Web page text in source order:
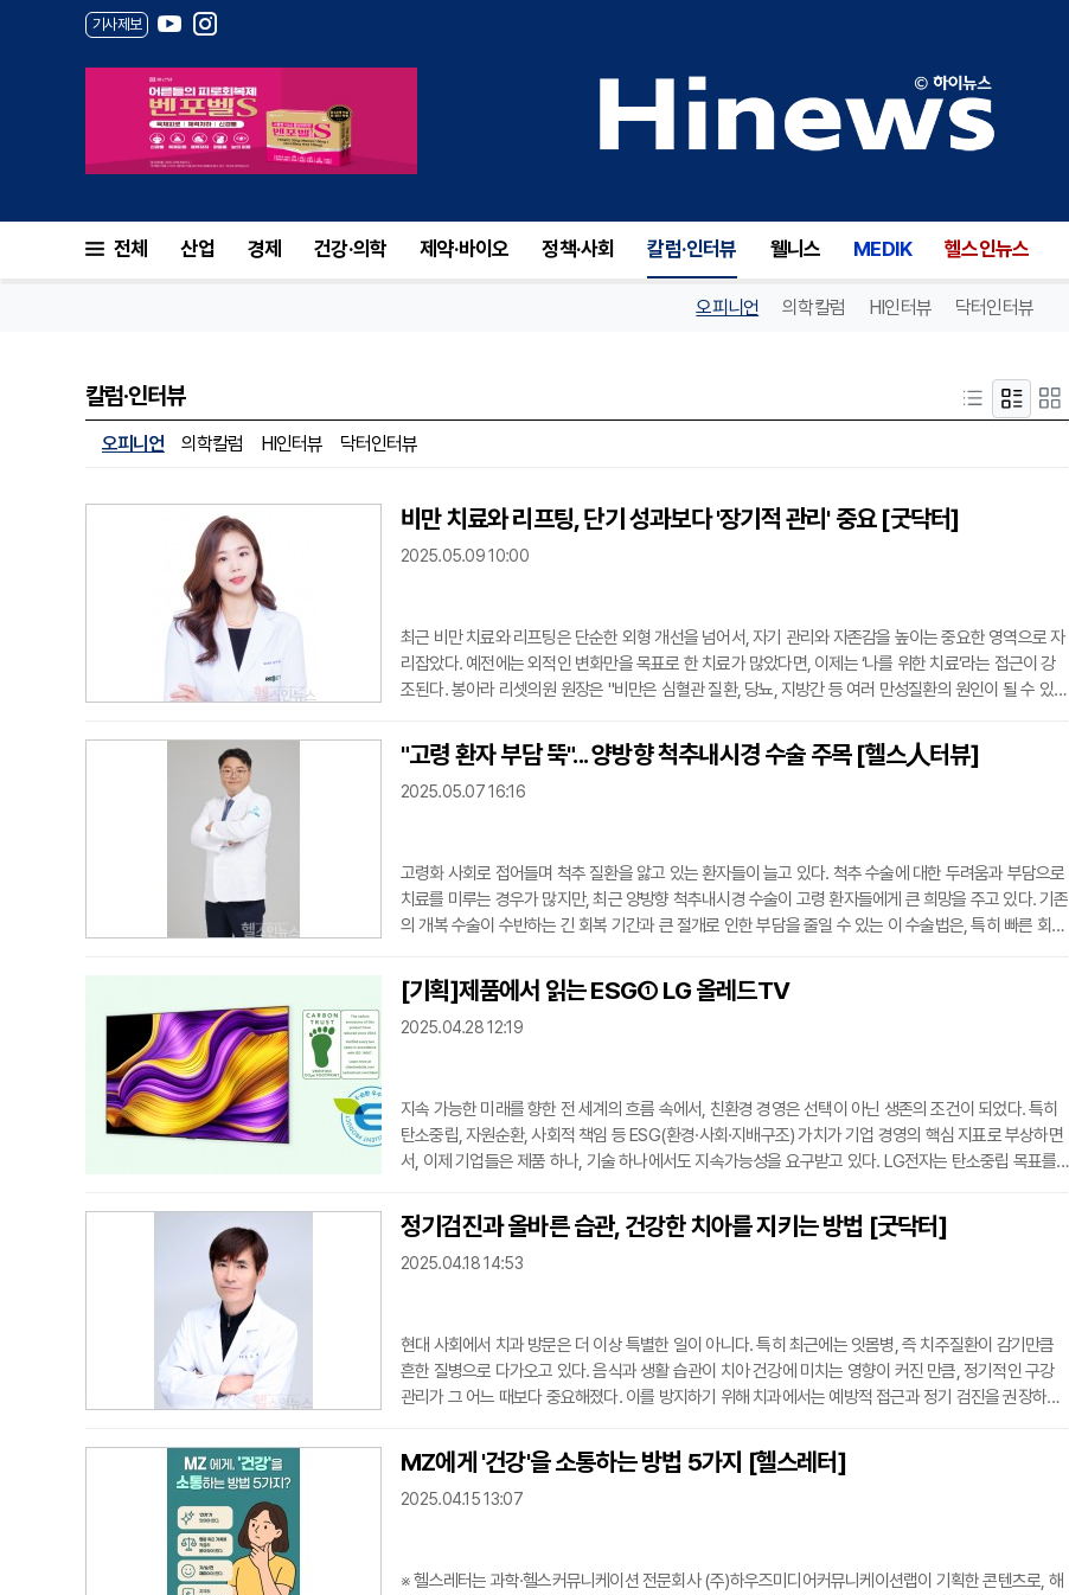
기사제보
전체 산업 경제 건강·의학 제약·바이오 정책·사회 칼럼·인터뷰 웰니스 MEDIK 헬스인뉴스
오피니언 의학칼럼 HI인터뷰 닥터인터뷰
칼럼·인터뷰
오피니언 의학칼럼 HI인터뷰 닥터인터뷰
비만 치료와 리프팅, 단기 성과보다 '장기적 관리' 중요 [굿닥터]
2025.05.09 10:00
최근 비만 치료와 리프팅은 단순한 외형 개선을 넘어서, 자기 관리와 자존감을 높이는 중요한 영역으로 자
리잡았다. 예전에는 외적인 변화만을 목표로 한 치료가 많았다면, 이제는 ‘나를 위한 치료’라는 접근이 강
조된다. 봉아라 리셋의원 원장은 "비만은 심혈관 질환, 당뇨, 지방간 등 여러 만성질환의 원인이 될 수 있기
다"며 " 리프팅 역시 탄력뿐만 아니라 얼굴의 구조와 윤곽을 고려한 세심한 맞춤 디자인 치료가 필수적이
다"라고 말했다.비만 치료와 리프팅은 단기적인 성과에 의존하지 않고, 장기적인 관리와 지속 가능한 방안
을 추
"고령 환자 부담 뚝"... 양방향 척추내시경 수술 주목 [헬스人터뷰]
2025.05.07 16:16
고령화 사회로 접어들며 척추 질환을 앓고 있는 환자들이 늘고 있다. 척추 수술에 대한 두려움과 부담으로
치료를 미루는 경우가 많지만, 최근 양방향 척추내시경 수술이 고령 환자들에게 큰 희망을 주고 있다. 기존
의 개복 수술이 수반하는 긴 회복 기간과 큰 절개로 인한 부담을 줄일 수 있는 이 수술법은, 특히 빠른 회복
척추내시경 수술은 3~5mm 정도의 작은 절개 부위를 통해 두 개의 내시경을 삽입하고, 이를 통해 정밀한
수술을 진행하는 방식이다"고 말했다. 멸균된 생리식염수를 사용해 감염을 최소화하며, 수술 후 빠른 회복
을 도와
[기획]제품에서 읽는 ESG① LG 올레드TV
2025.04.28 12:19
지속 가능한 미래를 향한 전 세계의 흐름 속에서, 친환경 경영은 선택이 아닌 생존의 조건이 되었다. 특히
탄소중립, 자원순환, 사회적 책임 등 ESG(환경·사회·지배구조) 가치가 기업 경영의 핵심 지표로 부상하면
서, 이제 기업들은 제품 하나, 기술 하나에서도 지속가능성을 요구받고 있다. LG전자는 탄소중립 목표를
넘어, 소비자가 사용하는 과정, 폐기 이후까지 고려한 '제품 전 생애주기' 관점의 지속가능성 전략을 구체
화하고 있는 것이다. 대표적으로 올레드(OLED) TV를 비롯한 주요 제품군에 재생 플라스틱을 대폭 확대
적용하고
정기검진과 올바른 습관, 건강한 치아를 지키는 방법 [굿닥터]
2025.04.18 14:53
현대 사회에서 치과 방문은 더 이상 특별한 일이 아니다. 특히 최근에는 잇몸병, 즉 치주질환이 감기만큼
흔한 질병으로 다가오고 있다. 음식과 생활 습관이 치아 건강에 미치는 영향이 커진 만큼, 정기적인 구강
관리가 그 어느 때보다 중요해졌다. 이를 방지하기 위해 치과에서는 예방적 접근과 정기 검진을 권장하고
대인의 생활 습관은 치아와 잇몸에 큰 부담을 준다. 이에 대해 길호종 세브란스치과의원 원장은 '실생활에
서 실천할 수 있는 구강 관리법'을 제시하며, '예방과 치료의 중요성'을 강조했다. 그 중에서도 "흡연과 음
주, 과
MZ에게 '건강'을 소통하는 방법 5가지 [헬스레터]
2025.04.15 13:07
※ 헬스레터는 과학·헬스커뮤니케이션 전문회사 (주)하우즈미디어커뮤니케이션랩이 기획한 콘텐츠로, 해